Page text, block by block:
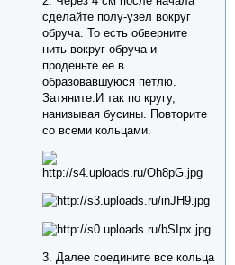
сделайте полу-узел вокруг
обруча. То есть обверните
нить вокруг обруча и
проденьте ее в
образовавшуюся петлю.
Затяните.И так по кругу,
нанизывая бусины. Повторите
со всеми кольцами.
3. Далее соедините все кольца